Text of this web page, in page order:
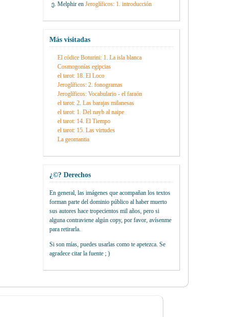
Melphiren Jeroglíficos: 1. introducción
Más visitadas
El códice Boturini: 1. La isla blanca
Cosmogonías egipcias
el tarot: 18. El Loco
Jeroglíficos: 2. fonogramas
Jeroglíficos: Vocabulario - el faraón
el tarot: 2. Las barajas milanesas
el tarot: 1. Del nayb al naipe
el tarot: 14. El Tiempo
el tarot: 15. Las virtudes
La geomantia
¿©? Derechos
En general, las imágenes que acompañan los textos
forman parte del dominio público al haber muerto
sus autores hace tropecientos mil años, pero si
alguna contraviene algún copy, por favor, avísenme
para retirarla.
Si son mías, puedes usarlas como te apetezca. Se
agradece citar la fuente ; )